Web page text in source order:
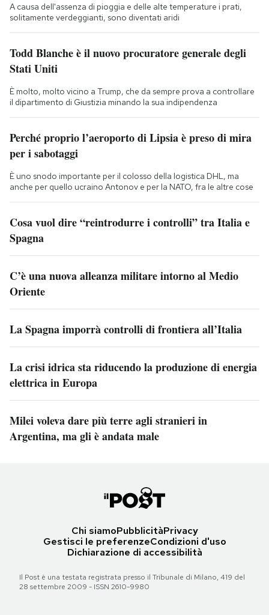
A causa dell'assenza di pioggia e delle alte temperature i prati,
solitamente verdeggianti, sono diventati aridi
Todd Blanche è il nuovo procuratore generale degli
Stati Uniti
È molto, molto vicino a Trump, che da sempre prova a controllare
il dipartimento di Giustizia minando la sua indipendenza
Perché proprio l’aeroporto di Lipsia è preso di mira
per i sabotaggi
È uno snodo importante per il colosso della logistica DHL, ma
anche per quello ucraino Antonov e per la NATO, fra le altre cose
Cosa vuol dire “reintrodurre i controlli” tra Italia e
Spagna
C’è una nuova alleanza militare intorno al Medio
Oriente
La Spagna imporrà controlli di frontiera all’Italia
La crisi idrica sta riducendo la produzione di energia
elettrica in Europa
Milei voleva dare più terre agli stranieri in
Argentina, ma gli è andata male
Chi siamoPubblicitàPrivacy
Gestisci le preferenzeCondizioni d'uso
Dichiarazione di accessibilità
Il Post è una testata registrata presso il Tribunale di Milano, 419 del
28 settembre 2009 - ISSN 2610-9980